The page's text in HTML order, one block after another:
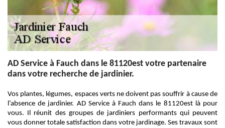
AD Service à Fauch dans le 81120est votre partenaire
dans votre recherche de jardinier.
Vos plantes, légumes, espaces verts ne doivent pas souffrir à cause de
l’absence de jardinier. AD Service à Fauch dans le 81120est là pour
vous. Il réunit des groupes de jardiniers performants qui peuvent
vous donner totale satisfaction dans votre jardinage. Ses travaux sont